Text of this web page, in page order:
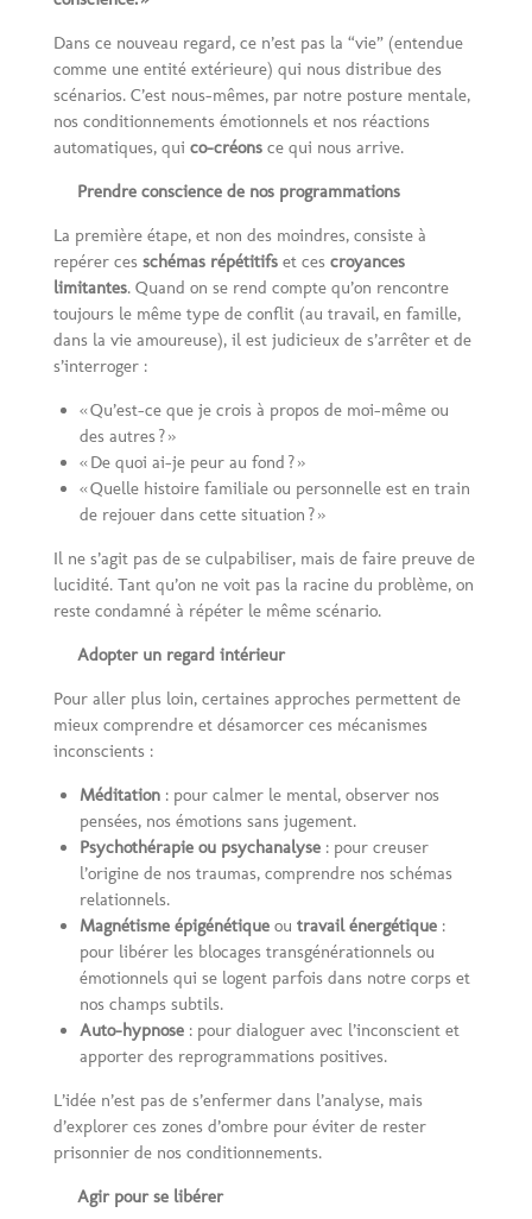
Dans ce nouveau regard, ce n’est pas la “vie” (entendue
comme une entité extérieure) qui nous distribue des
scénarios. C’est nous-mêmes, par notre posture mentale,
nos conditionnements émotionnels et nos réactions
automatiques, qui co-créonsce qui nous arrive.
Prendre conscience de nos programmations
La première étape, et non des moindres, consiste à
repérer ces schémas répétitifset ces croyances
limitantes. Quand on se rend compte qu’on rencontre
toujours le même type de conflit (au travail, en famille,
dans la vie amoureuse), il est judicieux de s’arrêter et de
s’interroger :
« Qu’est-ce que je crois à propos de moi-même ou
des autres ? »
« De quoi ai-je peur au fond ? »
« Quelle histoire familiale ou personnelle est en train
de rejouer dans cette situation ? »
Il ne s’agit pas de se culpabiliser, mais de faire preuve de
lucidité. Tant qu’on ne voit pas la racine du problème, on
reste condamné à répéter le même scénario.
Adopter un regard intérieur
Pour aller plus loin, certaines approches permettent de
mieux comprendre et désamorcer ces mécanismes
inconscients :
Méditation : pour calmer le mental, observer nos
pensées, nos émotions sans jugement.
Psychothérapie ou psychanalyse : pour creuser
l’origine de nos traumas, comprendre nos schémas
relationnels.
Magnétisme épigénétique outravail énergétique :
pour libérer les blocages transgénérationnels ou
émotionnels qui se logent parfois dans notre corps et
nos champs subtils.
Auto-hypnose : pour dialoguer avec l’inconscient et
apporter des reprogrammations positives.
L’idée n’est pas de s’enfermer dans l’analyse, mais
d’explorer ces zones d’ombre pour éviter de rester
prisonnier de nos conditionnements.
Agir pour se libérer